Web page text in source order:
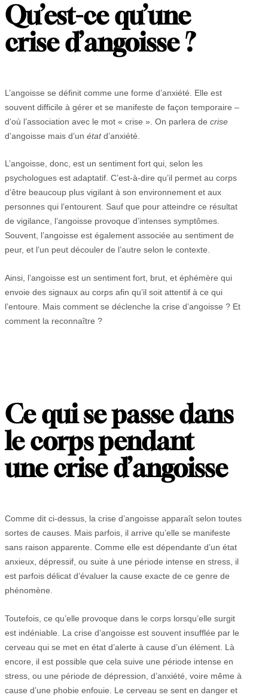
Qu’est-ce qu’une
crise d’angoisse ?
L’angoisse se définit comme une forme d’anxiété. Elle est
souvent difficile à gérer et se manifeste de façon temporaire –
d’où l’association avec le mot « crise ». On parlera de crise
d’angoisse mais d’un étatd’anxiété.
L’angoisse, donc, est un sentiment fort qui, selon les
psychologues est adaptatif. C’est-à-dire qu’il permet au corps
d’être beaucoup plus vigilant à son environnement et aux
personnes qui l’entourent. Sauf que pour atteindre ce résultat
de vigilance, l’angoisse provoque d’intenses symptômes.
Souvent, l’angoisse est également associée au sentiment de
peur, et l’un peut découler de l’autre selon le contexte.
Ainsi, l’angoisse est un sentiment fort, brut, et éphémère qui
envoie des signaux au corps afin qu’il soit attentif à ce qui
l’entoure. Mais comment se déclenche la crise d’angoisse ? Et
comment la reconnaître ?
Ce qui se passe dans
le corps pendant
une crise d’angoisse
Comme dit ci-dessus, la crise d’angoisse apparaît selon toutes
sortes de causes. Mais parfois, il arrive qu’elle se manifeste
sans raison apparente. Comme elle est dépendante d’un état
anxieux, dépressif, ou suite à une période intense en stress, il
est parfois délicat d’évaluer la cause exacte de ce genre de
phénomène.
Toutefois, ce qu’elle provoque dans le corps lorsqu’elle surgit
est indéniable. La crise d’angoisse est souvent insufflée par le
cerveau qui se met en état d’alerte à cause d’un élément. Là
encore, il est possible que cela suive une période intense en
stress, ou une période de dépression, d’anxiété, voire même à
cause d’une phobie enfouie. Le cerveau se sent en danger et